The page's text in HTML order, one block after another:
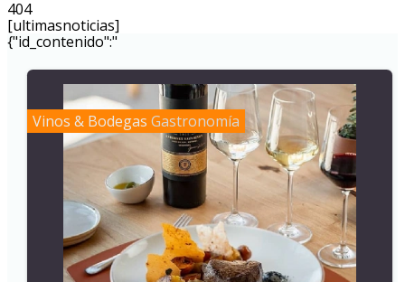
404
[ultimasnoticias]
{"id_contenido":"
Vinos & Bodegas Gastronomía